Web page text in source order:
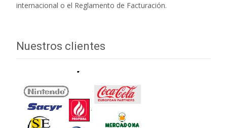
internacional o el Reglamento de Facturación.
Nuestros clientes